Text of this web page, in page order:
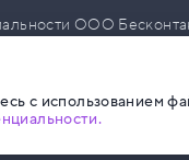
ООО
с использованием